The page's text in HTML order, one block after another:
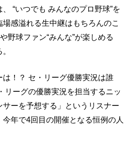
“いつでも みんなのプロ野球”を
感溢れる生中継はもちろんのこ
野球ファン“みんな”が楽しめる
は！？ セ・リーグ優勝実況は誰
リーグの優勝実況を担当するニッ
ーを予想する」というリスナー
年で4回目の開催となる恒例の人